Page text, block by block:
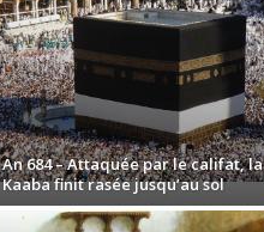
An 684 – Attaquée par le califat, la
Kaaba finit rasée jusqu’au sol